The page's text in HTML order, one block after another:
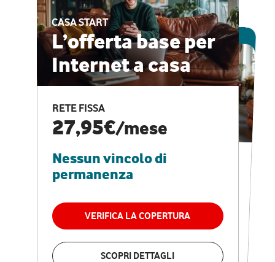
CASA START
L’offerta base per
Internet a casa
RETE FISSA
27,95€/mese
Nessun vincolo di
permanenza
VERIFICA LA COPERTURA
SCOPRI DETTAGLI
ESCLUSIVA ONLINE
CASA PRO
Internet veloce e
vantaggi speciali
RETE FISSA + VODAFONE CLUB
29,95€
permanenza
VERIFICA LA COPERTURA